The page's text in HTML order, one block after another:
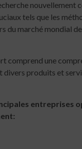
nouvellement
tels que les
du marché mondial
comprend une
produits et